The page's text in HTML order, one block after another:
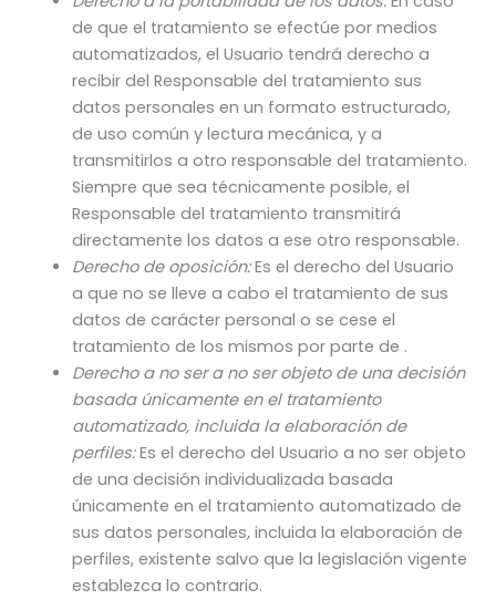
de que el tratamiento se efectúe por medios
automatizados, el Usuario tendrá derecho a
recibir del Responsable del tratamiento sus
datos personales en un formato estructurado,
de uso común y lectura mecánica, y a
transmitirlos a otro responsable del tratamiento.
Siempre que sea técnicamente posible, el
Responsable del tratamiento transmitirá
directamente los datos a ese otro responsable.
Derecho de oposición:Es el derecho del Usuario
a que no se lleve a cabo el tratamiento de sus
datos de carácter personal o se cese el
tratamiento de los mismos por parte de .
Derecho a no ser a no ser objeto de una decisión
basada únicamente en el tratamiento
automatizado, incluida la elaboración de
perfiles:Es el derecho del Usuario a no ser objeto
de una decisión individualizada basada
únicamente en el tratamiento automatizado de
sus datos personales, incluida la elaboración de
perfiles, existente salvo que la legislación vigente
establezca lo contrario.